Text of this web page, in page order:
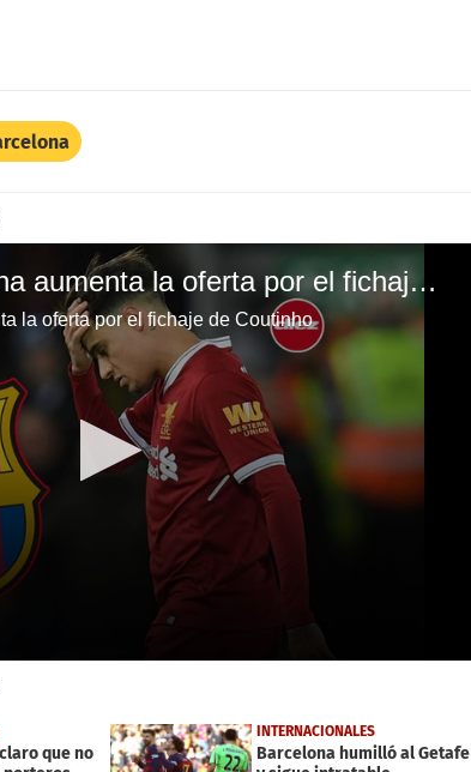
¡Sorpresa! Barcelona aumenta la oferta por el fichaje de Coutinho
la oferta por el fichaje de Coutinho
que no
INTERNACIONALES
Barcelona humilló al Getafe